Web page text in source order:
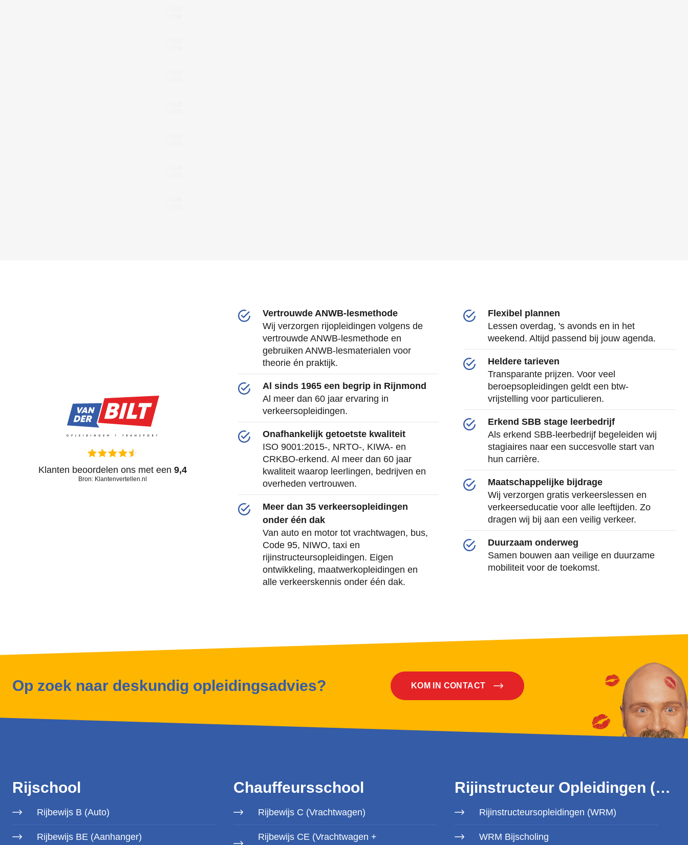
Klanten beoordelen ons met een9,4
Bron: Klantenvertellen.nl
Vertrouwde ANWB-lesmethode
Wij verzorgen rijopleidingen volgens de
vertrouwde ANWB-lesmethode en
gebruiken ANWB-lesmaterialen voor
theorie én praktijk.
Al sinds 1965 een begrip in Rijnmond
Al meer dan 60 jaar ervaring in
verkeersopleidingen.
Onafhankelijk getoetste kwaliteit
ISO 9001:2015-, NRTO-, KIWA- en
CRKBO-erkend. Al meer dan 60 jaar
kwaliteit waarop leerlingen, bedrijven en
overheden vertrouwen.
Meer dan 35 verkeersopleidingen
onder één dak
Van auto en motor tot vrachtwagen, bus,
Code 95, NIWO, taxi en
rijinstructeursopleidingen. Eigen
ontwikkeling, maatwerkopleidingen en
alle verkeerskennis onder één dak.
Flexibel plannen
Lessen overdag, 's avonds en in het
weekend. Altijd passend bij jouw agenda.
Heldere tarieven
Transparante prijzen. Voor veel
beroepsopleidingen geldt een btw-
vrijstelling voor particulieren.
Erkend SBB stage leerbedrijf
Als erkend SBB-leerbedrijf begeleiden wij
stagiaires naar een succesvolle start van
hun carrière.
Maatschappelijke bijdrage
Wij verzorgen gratis verkeerslessen en
verkeerseducatie voor alle leeftijden. Zo
dragen wij bij aan een veilig verkeer.
Duurzaam onderweg
Samen bouwen aan veilige en duurzame
mobiliteit voor de toekomst.
Op zoek naar deskundig opleidingsadvies? KOM IN CONTACT
Rijschool
Rijbewijs B (Auto)
Rijbewijs BE (Aanhanger)
Chauffeursschool
Rijbewijs C (Vrachtwagen)
Rijbewijs CE (Vrachtwagen +
Rijinstructeur Opleidingen (WRM)
Rijinstructeursopleidingen (WRM)
WRM Bijscholing